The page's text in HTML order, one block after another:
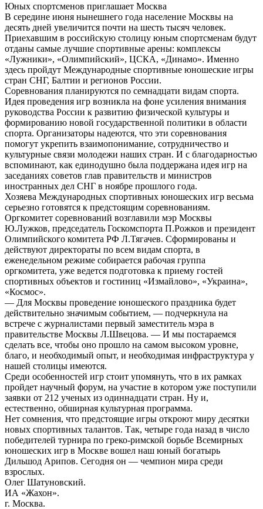
Юных спортсменов приглашает Москва
В середине июня нынешнего года население Москвы на
десять дней увеличится почти на шесть тысяч человек.
Приехавшим в российскую столицу юным спортсменам будут
отданы самые лучшие спортивные арены: комплексы
«Лужники», «Олимпийский», ЦСКА, «Динамо». Именно
здесь пройдут Международные спортивные юношеские игры
стран СНГ, Балтии и регионов России.
Соревнования планируются по семнадцати видам спорта.
Идея проведения игр возникла на фоне усиления внимания
руководства России к развитию физической культуры и
формированию новой государственной политики в области
спорта. Организаторы надеются, что эти соревнования
помогут укрепить взаимопонимание, сотрудничество и
культурные связи молодежи наших стран. И с благодарностью
вспоминают, как единодушно была поддержана идея игр на
заседаниях советов глав правительств и министров
иностранных дел СНГ в ноябре прошлого года.
Хозяева Международных спортивных юношеских игр весьма
серьезно готовятся к предстоящим соревнованиям.
Оргкомитет соревнований возглавили мэр Москвы
Ю.Лужков, председатель Госкомспорта П.Рожков и президент
Олимпийского комитета РФ Л.Тягачев. Сформированы и
действуют директораты по всем видам спорта, в
еженедельном режиме собирается рабочая группа
оргкомитета, уже ведется подготовка к приему гостей
спортивных объектов и гостиниц «Измайлово», «Украина»,
«Космос».
— Для Москвы проведение юношеского праздника будет
действительно значимым событием, — подчеркнула на
встрече с журналистами первый заместитель мэра в
правительстве Москвы Л.Швецова. — И мы постараемся
сделать все, чтобы оно прошло на самом высоком уровне,
благо, и необходимый опыт, и необходимая инфраструктура у
нашей столицы имеются.
Среди особенностей игр стоит упомянуть, что в их рамках
пройдет научный форум, на участие в котором уже поступили
заявки от 212 ученых из одиннадцати стран. Ну и,
естественно, обширная культурная программа.
Нет сомнения, что предстоящие игры откроют миру десятки
новых спортивных талантов. Так, четыре года назад в число
победителей турнира по греко-римской борьбе Всемирных
юношеских игр в Москве вошел наш юный богатырь
Дильшод Арипов. Сегодня он — чемпион мира среди
взрослых.
Олег Шатуновский.
ИА «Жахон».
г. Москва.